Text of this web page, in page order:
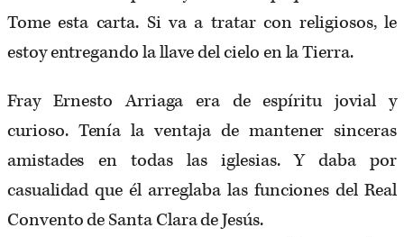
Tome esta carta. Si va a tratar con religiosos, le
estoy entregando la llave del cielo en la Tierra.
Fray Ernesto Arriaga era de espíritu jovial y
curioso. Tenía la ventaja de mantener sinceras
amistades en todas las iglesias. Y daba por
casualidad que él arreglaba las funciones del Real
Convento de Santa Clara de Jesús.